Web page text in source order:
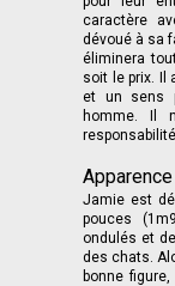
caractère
dévoué à sa
éliminera
soit le prix. Il
et un sens
homme. Il
Jamie est
pouces
ondulés et
des chats.
bonne